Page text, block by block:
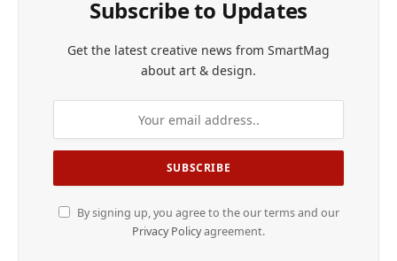
Subscribe to Updates
Get the latest creative news from SmartMag
about art & design.
By signing up, you agree to the our terms and our
Privacy Policyagreement.